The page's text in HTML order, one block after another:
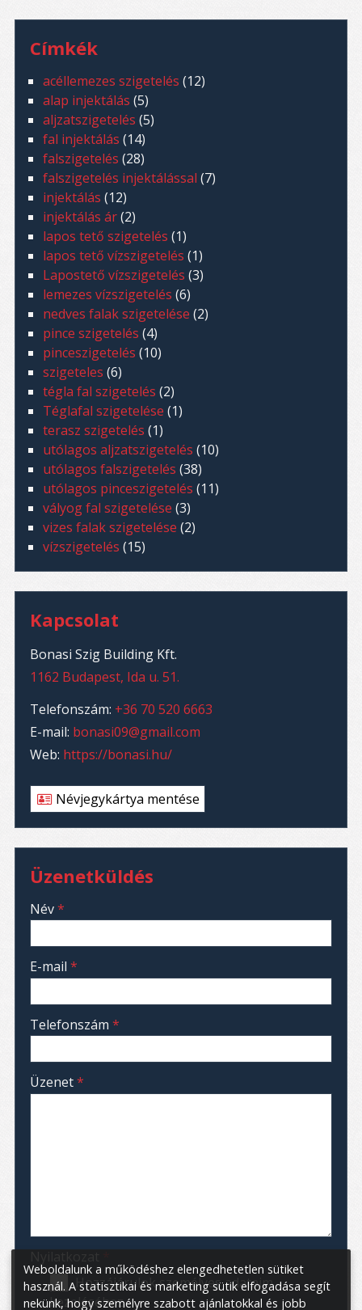
Címkék
acéllemezes szigetelés (12)
alap injektálás (5)
aljzatszigetelés (5)
fal injektálás (14)
falszigetelés (28)
falszigetelés injektálással (7)
injektálás (12)
injektálás ár(2)
lapos tető szigetelés (1)
lapos tető vízszigetelés (1)
Lapostető vízszigetelés (3)
lemezes vízszigetelés (6)
nedves falak szigetelése (2)
pince szigetelés (4)
pinceszigetelés (10)
szigeteles (6)
tégla fal szigetelés (2)
Téglafal szigetelése (1)
terasz szigetelés (1)
utólagos aljzatszigetelés (10)
utólagos falszigetelés (38)
utólagos pinceszigetelés (11)
vályog fal szigetelése (3)
vizes falak szigetelése (2)
vízszigetelés (15)
Kapcsolat
Bonasi Szig Building Kft.
1162 Budapest, Ida u. 51.
Telefonszám: +36 70 520 6663
E-mail: bonasi09@gmail.com
Web: https://bonasi.hu/
Névjegykártya mentése
Üzenetküldés
-
Név*
E-mail *
Telefonszám *
Üzenet*
Hozzájárulok személyes adataim
kezeléséhez.
Weboldalunk a működéshez elengedhetetlen sütiket
használ. A statisztikai és marketing sütik elfogadása segít
nekünk, hogy személyre szabott ajánlatokkal és jobb